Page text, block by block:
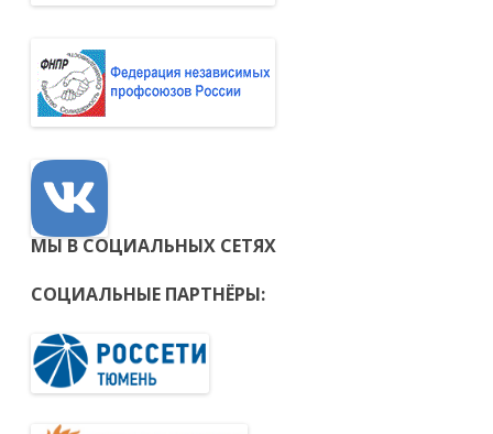
МЫ В СОЦИАЛЬНЫХ СЕТЯХ
СОЦИАЛЬНЫЕ ПАРТНЁРЫ: